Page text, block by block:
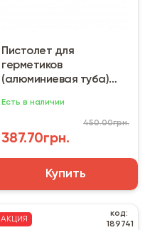
Пистолет для
герметиков
(алюминиевая туба)
Есть в наличии
387.70грн.
450.00грн.
Купить
АКЦИЯ
код:
189741